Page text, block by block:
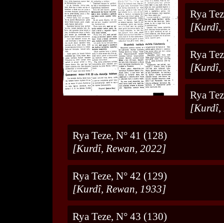
Rya
[Kurdî,
Rya
[Kurdî,
Rya
[Kurdî,
Rya Teze, N° 41 (128)
[Kurdî, Rewan, 2022]
Rya Teze, N° 42 (129)
[Kurdî, Rewan, 1933]
Rya Teze, N° 43 (130)